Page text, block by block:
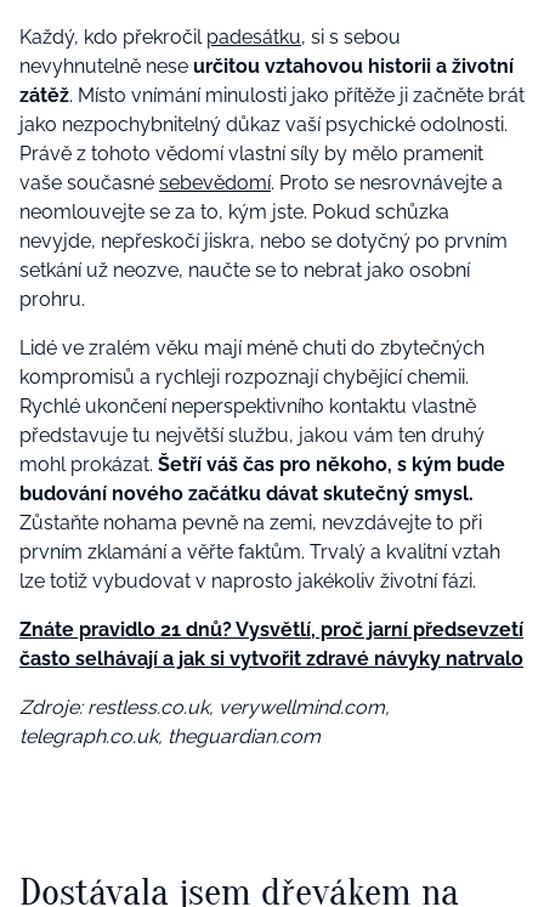
Každý, kdo překročil padesátku, si s sebou
nevyhnutelně nese určitou vztahovou historii a životní
zátěž. Místo vnímání minulosti jako přítěže ji začněte brát
jako nezpochybnitelný důkaz vaší psychické odolnosti.
Právě z tohoto vědomí vlastní síly by mělo pramenit
vaše současné sebevědomí. Proto se nesrovnávejte a
neomlouvejte se za to, kým jste. Pokud schůzka
nevyjde, nepřeskočí jiskra, nebo se dotyčný po prvním
setkání už neozve, naučte se to nebrat jako osobní
prohru.
Lidé ve zralém věku mají méně chuti do zbytečných
kompromisů a rychleji rozpoznají chybějící chemii.
Rychlé ukončení neperspektivního kontaktu vlastně
představuje tu největší službu, jakou vám ten druhý
mohl prokázat. Šetří váš čas pro někoho, s kým bude
budování nového začátku dávat skutečný smysl.
Zůstaňte nohama pevně na zemi, nevzdávejte to při
prvním zklamání a věřte faktům. Trvalý a kvalitní vztah
lze totiž vybudovat v naprosto jakékoliv životní fázi.
Znáte pravidlo 21 dnů? Vysvětlí, proč jarní předsevzetí
často selhávají a jak si vytvořit zdravé návyky natrvalo
Zdroje: restless.co.uk, verywellmind.com,
telegraph.co.uk, theguardian.com
Dostávala jsem dřevákem na